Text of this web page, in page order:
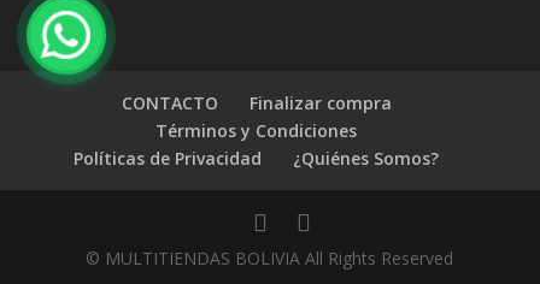
CONTACTO
Finalizar compra
Términos y Condiciones
Políticas de Privacidad
¿Quiénes Somos?
© MULTITIENDAS BOLIVIA All Rights Reserved